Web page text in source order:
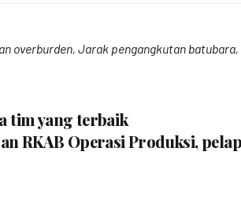
overburden, Jarak pengangkutan
tim yang terbaik
RKAB Operasi Produksi,